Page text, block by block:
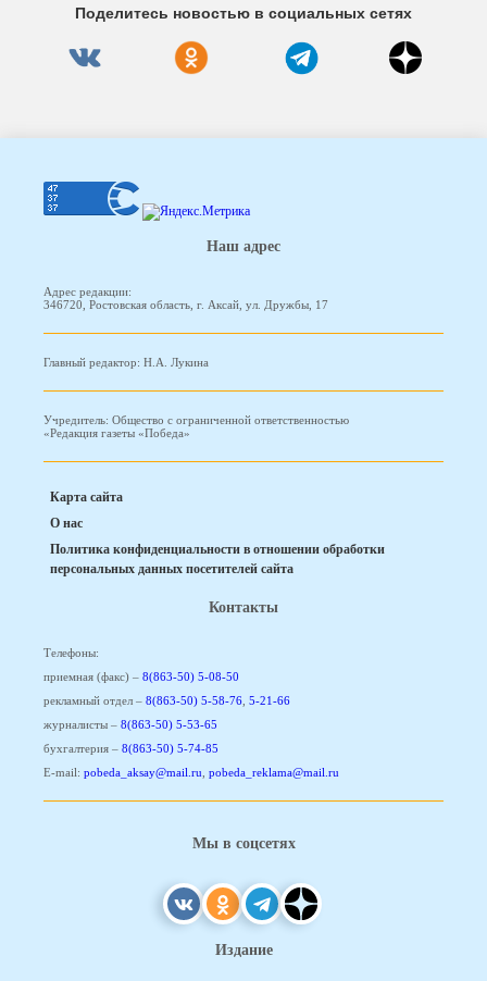
Поделитесь новостью в социальных сетях
Наш адрес
Адрес редакции:
346720, Ростовская область, г. Аксай, ул. Дружбы, 17
Главный редактор: Н.А. Лукина
Учредитель: Общество с ограниченной ответственностью
«Редакция газеты «Победа»
Карта сайта
О нас
Политика конфиденциальности в отношении обработки
персональных данных посетителей сайта
Контакты
Телефоны:
приемная (факс) – 8(863-50) 5-08-50
рекламный отдел – 8(863-50) 5-58-76, 5-21-66
журналисты – 8(863-50) 5-53-65
бухгалтерия – 8(863-50) 5-74-85
E-mail: pobeda_aksay@mail.ru, pobeda_reklama@mail.ru
Мы в соцсетях
Издание